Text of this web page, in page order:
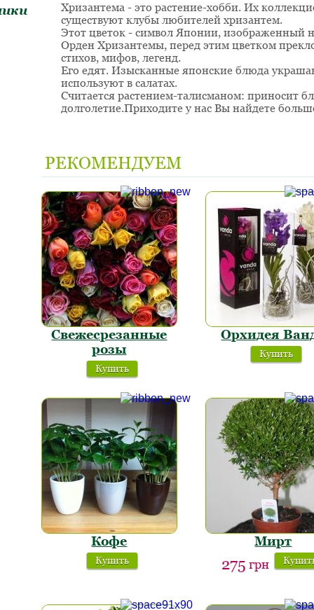
Хризантема - это растение-хобби. Их
существуют клубы любителей хризантем.
Этот цветок - символ Японии, изображенный
Орден Хризантемы, перед этим цветком
стихов, мифов, легенд.
Его едят. Изысканные японские блюда
используют в салатах.
Считается растением-талисманом: приносит
долголетие.Приходите у нас Вы найдете
РЕКОМЕНДУЕМ
Свежесрезанные
розы
Купить
Орхидея
Купить
Кофе
Купить
Мирт
275 грн